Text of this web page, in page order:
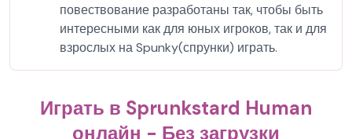
повествование разработаны так, чтобы быть
интересными как для юных игроков, так и для
взрослых на Spunky(спрунки) играть.
Играть в Sprunkstard Human
онлайн - Без загрузки